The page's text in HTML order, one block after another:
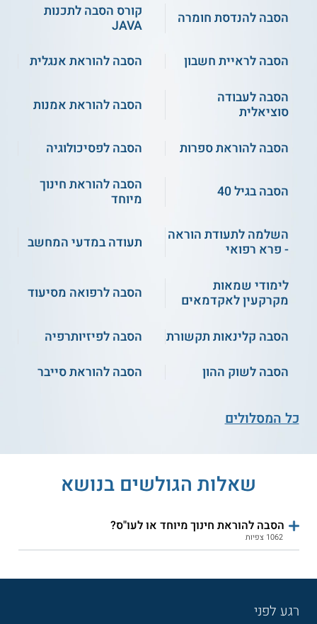
הסבה להנדסת חומרה
קורס הסבה לתכנות
JAVA
הסבה לראיית חשבון
הסבה להוראת אנגלית
הסבה לעבודה
סוציאלית
הסבה להוראת אמנות
הסבה להוראת ספרות הסבה לפסיכולוגיה
הסבה בגיל 40
הסבה להוראת חינוך
מיוחד
השלמה לתעודת הוראה
- פרא רפואי
תעודה במדעי המחשב
לימודי שמאות
מקרקעין לאקדמאים
הסבה לרפואה מסיעוד
הסבה קלינאות תקשורת
הסבה לפיזיותרפיה
הסבה לשוק ההון
הסבה להוראת סייבר
כל המסלולים
שאלות הגולשים בנושא
הסבה להוראת חינוך מיוחד או לעו"ס?
1062 צפיות
רגע לפני